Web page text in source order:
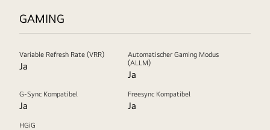
GAMING
Variable Refresh Rate (VRR)
Ja
Automatischer Gaming Modus
(ALLM)
Ja
G-Sync Kompatibel
Ja
Freesync Kompatibel
Ja
HGiG